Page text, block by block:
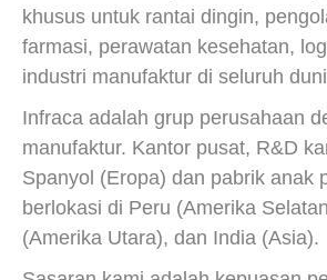
khusus untuk rantai dingin,
farmasi, perawatan kesehatan,
industri manufaktur di seluruh
Infraca adalah grup perusahaan
manufaktur. Kantor pusat, R&D
Spanyol (Eropa) dan pabrik anak
berlokasi di Peru (Amerika
(Amerika Utara), dan India (Asia).